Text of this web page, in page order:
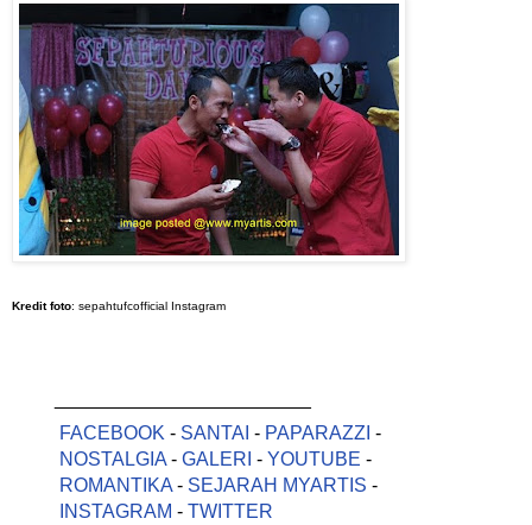
Kredit foto: sepahtufcofficial Instagram
FACEBOOK - SANTAI - PAPARAZZI -
NOSTALGIA- GALERI - YOUTUBE -
ROMANTIKA- SEJARAH MYARTIS -
INSTAGRAM - TWITTER